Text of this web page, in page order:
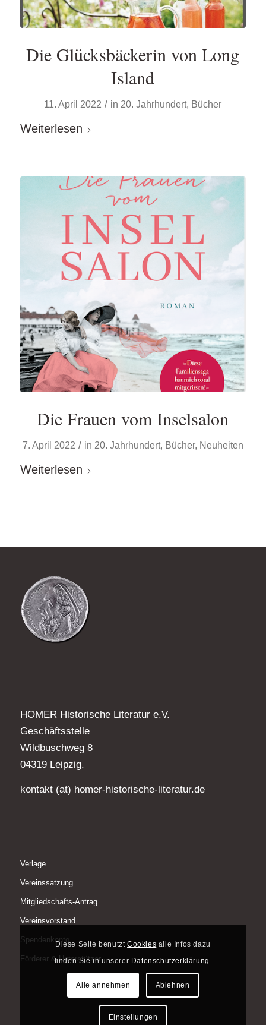
Die Glücksbäckerin von Long
Island
11. April 2022 / in 20. Jahrhundert, Bücher
Weiterlesen
Die Frauen vom Inselsalon
7. April 2022 / in 20. Jahrhundert, Bücher, Neuheiten
Weiterlesen
HOMER Historische Literatur e.V.
Geschäftsstelle
Wildbuschweg 8
04319 Leipzig.
kontakt (at) homer-historische-literatur.de
Verlage
Vereinssatzung
Mitgliedschafts-Antrag
Vereinsvorstand
Spendenkonto
Förderer & Unterstützer
Diese Seite benutztCookies alle Infos dazu
finden Sie in unserer Datenschutzerklärung
Alle annehmen Ablehnen
Einstellungen